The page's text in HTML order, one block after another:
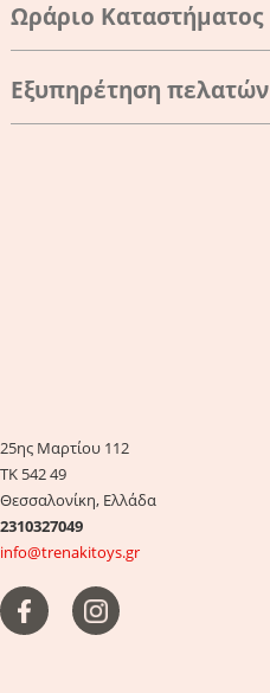
Ωράριο Καταστήματος
Εξυπηρέτηση πελατών
25ης Μαρτίου 112
ΤΚ 542 49
Θεσσαλονίκη, Ελλάδα
2310327049
info@trenakitoys.gr